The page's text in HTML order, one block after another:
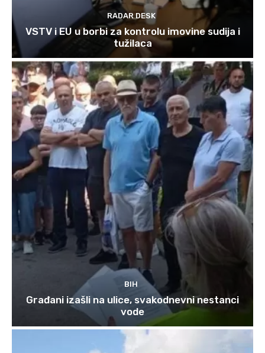
RADAR DESK
VSTV i EU u borbi za kontrolu imovine sudija i
tužilaca
BIH
Građani izašli na ulice, svakodnevni nestanci
vode